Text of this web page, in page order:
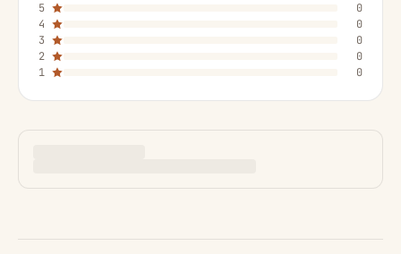
5
0
4
0
3
0
2
0
1
0